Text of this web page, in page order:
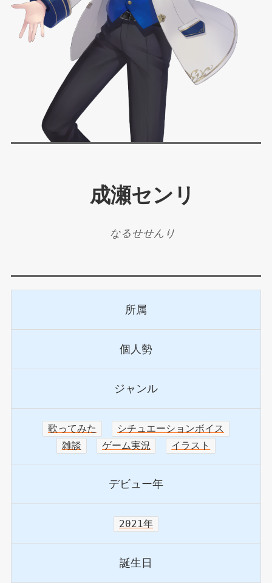
成瀬センリ
なるせせんり
所属
個人勢
ジャンル
歌ってみた
シチュエーションボイス
雑談
ゲーム実況 イラスト
デビュー年
2021年
誕生日